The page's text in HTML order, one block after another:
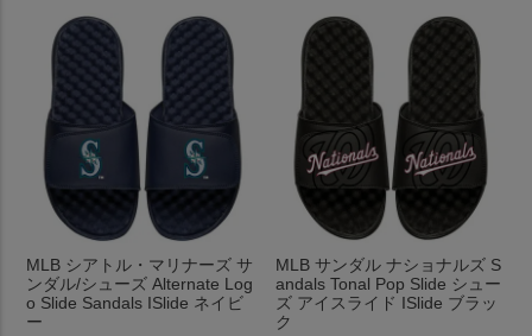
MLB シアトル・マリナーズ サ
ンダル/シューズ Alternate Log
o Slide Sandals ISlide ネイビ
ー
MLB サンダル ナショナルズ S
andals Tonal Pop Slide シュー
ズ アイスライド ISlide ブラッ
ク